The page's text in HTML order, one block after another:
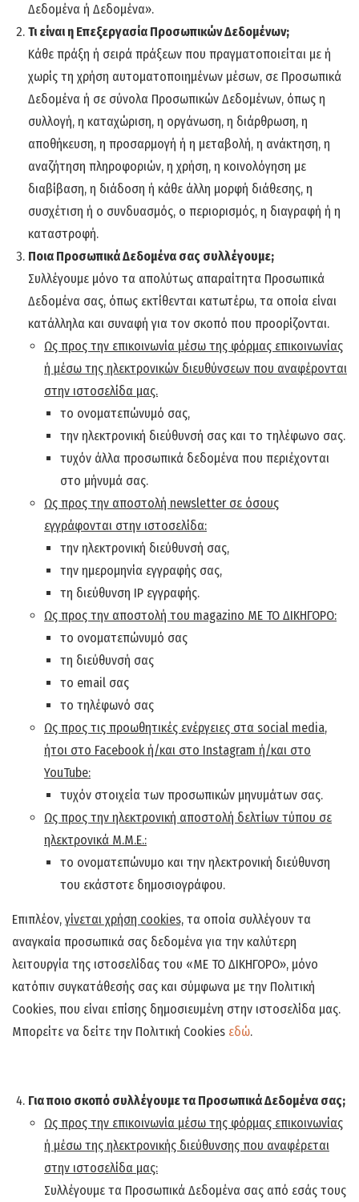
Δεδομένα ή Δεδομένα».
Τι είναι η Επεξεργασία Προσωπικών Δεδομένων;
Κάθε πράξη ή σειρά πράξεων που πραγματοποιείται με ή
χωρίς τη χρήση αυτοματοποιημένων μέσων, σε Προσωπικά
Δεδομένα ή σε σύνολα Προσωπικών Δεδομένων, όπως η
συλλογή, η καταχώριση, η οργάνωση, η διάρθρωση, η
αποθήκευση, η προσαρμογή ή η μεταβολή, η ανάκτηση, η
αναζήτηση πληροφοριών, η χρήση, η κοινολόγηση με
διαβίβαση, η διάδοση ή κάθε άλλη μορφή διάθεσης, η
συσχέτιση ή ο συνδυασμός, ο περιορισμός, η διαγραφή ή η
καταστροφή.
Ποια Προσωπικά Δεδομένα σας συλλέγουμε;
Συλλέγουμε μόνο τα απολύτως απαραίτητα Προσωπικά
Δεδομένα σας, όπως εκτίθενται κατωτέρω, τα οποία είναι
κατάλληλα και συναφή για τον σκοπό που προορίζονται.
Ως προς την επικοινωνία μέσω της φόρμας επικοινωνίας
ή μέσω της ηλεκτρονικών διευθύνσεων που αναφέρονται
στην ιστοσελίδα μας.
το ονοματεπώνυμό σας,
την ηλεκτρονική διεύθυνσή σας και το τηλέφωνο σας.
τυχόν άλλα προσωπικά δεδομένα που περιέχονται
στο μήνυμά σας.
Ως προς την αποστολή newsletterσε όσους
εγγράφονται στην ιστοσελίδα:
την ηλεκτρονική διεύθυνσή σας,
την ημερομηνία εγγραφής σας,
τη διεύθυνση IP εγγραφής.
Ως προς την αποστολή του magazino ΜΕ ΤΟ ΔΙΚΗΓΟΡΟ:
το ονοματεπώνυμό σας
τη διεύθυνσή σας
το email σας
το τηλέφωνό σας
Ως προς τις προωθητικές ενέργειες στα social media,
ήτοι στο Facebook ή/και στο Instagram ή/και στο
YouTube:
τυχόν στοιχεία των προσωπικών μηνυμάτων σας.
Ως προς την ηλεκτρονική αποστολή δελτίων τύπου σε
ηλεκτρονικά Μ.Μ.Ε.:
το ονοματεπώνυμο και την ηλεκτρονική διεύθυνση
του εκάστοτε δημοσιογράφου.
Επιπλέον,γίνεται χρήση cookies, τα οποία συλλέγουν τα
αναγκαία προσωπικά σας δεδομένα για την καλύτερη
λειτουργία της ιστοσελίδας του «ΜΕ ΤΟ ΔΙΚΗΓΟΡΟ», μόνο
κατόπιν συγκατάθεσής σας και σύμφωνα με την Πολιτική
Cookies, που είναι επίσης δημοσιευμένη στην ιστοσελίδα μας.
Μπορείτε να δείτε την Πολιτική Cookies εδώ.
Για ποιο σκοπό συλλέγουμε τα Προσωπικά Δεδομένα σας;
Ως προς την επικοινωνία μέσω της φόρμας επικοινωνίας
ή μέσω της ηλεκτρονικής διεύθυνσης που αναφέρεται
στην ιστοσελίδα μας:
Συλλέγουμε τα Προσωπικά Δεδομένα σας από εσάς τους